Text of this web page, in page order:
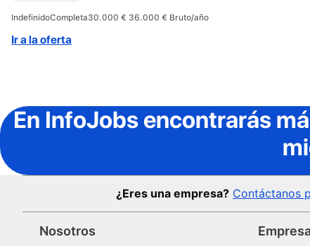
IndefinidoCompleta30.000 € 36.000 € Bruto/año
Ir a la oferta
En InfoJobs encontrarás
¿Eres una empresa? Contáctanos
Nosotros